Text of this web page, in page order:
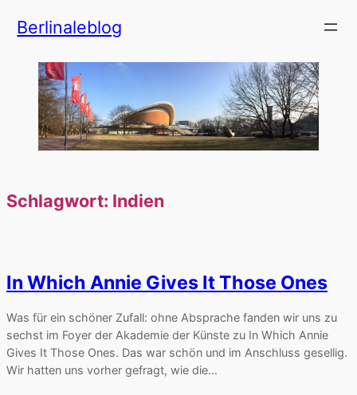
Inhalt
Berlinaleblog
Schlagwort: Indien
In Which Annie Gives It Those Ones
Was für ein schöner Zufall: ohne Absprache fanden wir uns zu
sechst im Foyer der Akademie der Künste zu In Which Annie
Gives It Those Ones. Das war schön und im Anschluss gesellig.
Wir hatten uns vorher gefragt, wie die…